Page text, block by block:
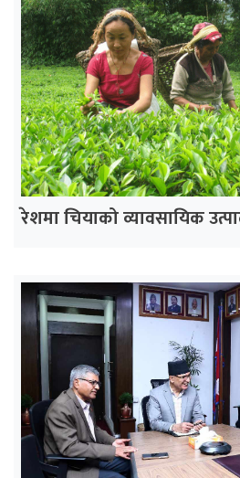
रेशमा चियाको व्यावसायिक